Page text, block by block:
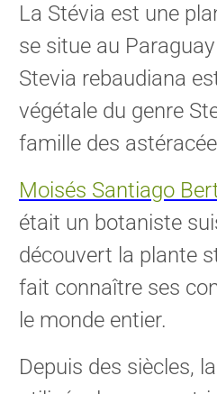
La Stévia est une
se situe au
Stevia rebaudiana
végétale du genre
famille des
Moisés Santiago
était un botaniste
découvert la plante
fait connaître ses
le monde entier.
Depuis des siècles,